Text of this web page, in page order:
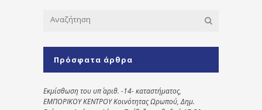
Πρόσφατα άρθρα
Εκμίσθωση του υπ΄ αριθ. -14- καταστήματος,
ΕΜΠΟΡΙΚΟΥ ΚΕΝΤΡΟΥ Κοινότητας Ωρωπού, Δημ.